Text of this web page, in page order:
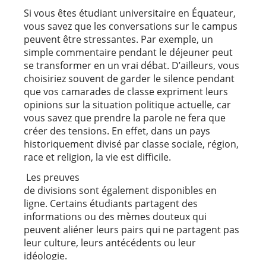
Si vous êtes étudiant universitaire en Équateur,
vous savez que les conversations sur le campus
peuvent être stressantes. Par exemple, un
simple commentaire pendant le déjeuner peut
se transformer en un vrai débat. D’ailleurs, vous
choisiriez souvent de garder le silence pendant
que vos camarades de classe expriment leurs
opinions sur la situation politique actuelle, car
vous savez que prendre la parole ne fera que
créer des tensions. En effet, dans un pays
historiquement divisé par classe sociale, région,
race et religion, la vie est difficile.
Les preuves
de divisions sont également disponibles en
ligne. Certains étudiants partagent des
informations ou des mèmes douteux qui
peuvent aliéner leurs pairs qui ne partagent pas
leur culture, leurs antécédents ou leur
idéologie.